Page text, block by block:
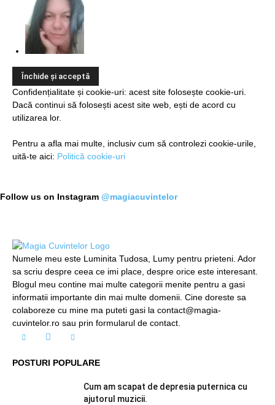
Confidențialitate și cookie-uri: acest site folosește cookie-uri.
Dacă continui să folosești acest site web, ești de acord cu
utilizarea lor.
Pentru a afla mai multe, inclusiv cum să controlezi cookie-urile,
uită-te aici: Politică cookie-uri
Follow us on Instagram @magiacuvintelor
Numele meu este Luminita Tudosa, Lumy pentru prieteni. Ador
sa scriu despre ceea ce imi place, despre orice este interesant.
Blogul meu contine mai multe categorii menite pentru a gasi
informatii importante din mai multe domenii. Cine doreste sa
colaboreze cu mine ma puteti gasi la contact@magia-
cuvintelor.ro sau prin formularul de contact.
POSTURI POPULARE
Cum am scapat de depresia puternica cu
ajutorul muzicii.